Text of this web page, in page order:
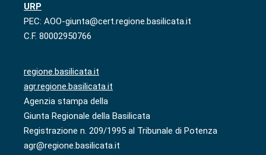
URP
PEC: AOO-giunta@cert.regione.basilicata.it
C.F. 80002950766
regione.basilicata.it
agr.regione.basilicata.it
Agenzia stampa della
Giunta Regionale della Basilicata
Registrazione n. 209/1995 al Tribunale di Potenza
agr@regione.basilicata.it